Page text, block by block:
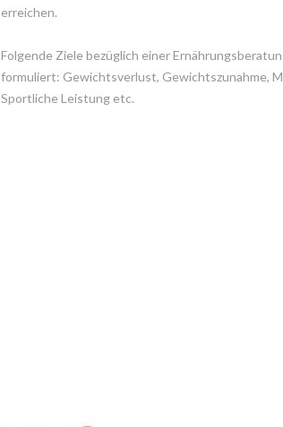
erreichen.
Folgende Ziele bezüglich einer
formuliert: Gewichtsverlust, Gewichtszunahme,
Sportliche Leistung etc.